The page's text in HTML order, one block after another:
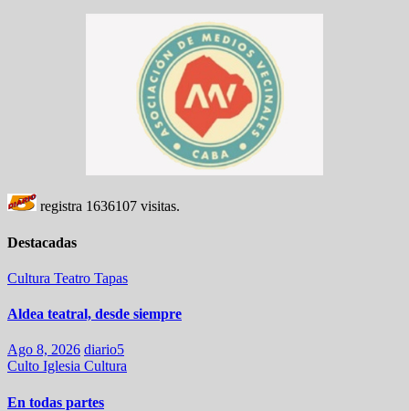
registra 1636107 visitas.
Destacadas
Cultura Teatro Tapas
Aldea teatral, desde siempre
Ago 8, 2026 diario5
Culto Iglesia Cultura
En todas partes